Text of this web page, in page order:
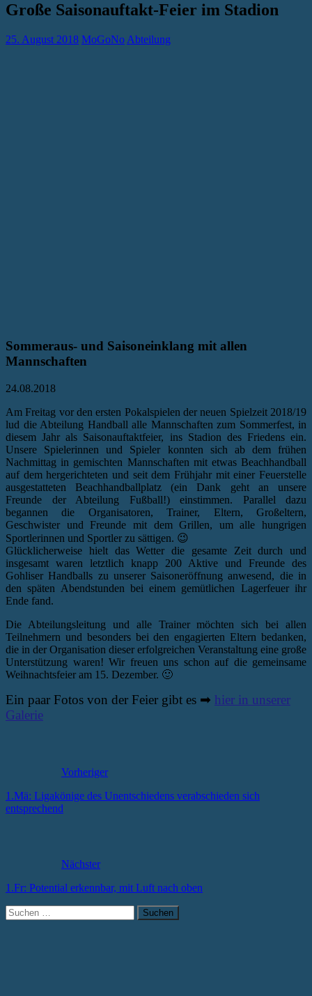
Große Saisonauftakt-Feier im Stadion
25. August 2018 MoGoNo Abteilung
Sommeraus- und Saisoneinklang mit allen
Mannschaften
24.08.2018
Am Freitag vor den ersten Pokalspielen der neuen Spielzeit 2018/19
lud die Abteilung Handball alle Mannschaften zum Sommerfest, in
diesem Jahr als Saisonauftaktfeier, ins Stadion des Friedens ein.
Unsere Spielerinnen und Spieler konnten sich ab dem frühen
Nachmittag in gemischten Mannschaften mit etwas Beachhandball
auf dem hergerichteten und seit dem Frühjahr mit einer Feuerstelle
ausgestatteten Beachhandballplatz (ein Dank geht an unsere
Freunde der Abteilung Fußball!) einstimmen. Parallel dazu
begannen die Organisatoren, Trainer, Eltern, Großeltern,
Geschwister und Freunde mit dem Grillen, um alle hungrigen
Sportlerinnen und Sportler zu sättigen. 😉
Glücklicherweise hielt das Wetter die gesamte Zeit durch und
insgesamt waren letztlich knapp 200 Aktive und Freunde des
Gohliser Handballs zu unserer Saisoneröffnung anwesend, die in
den späten Abendstunden bei einem gemütlichen Lagerfeuer ihr
Ende fand.
Die Abteilungsleitung und alle Trainer möchten sich bei allen
Teilnehmern und besonders bei den engagierten Eltern bedanken,
die in der Organisation dieser erfolgreichen Veranstaltung eine große
Unterstützung waren! Wir freuen uns schon auf die gemeinsame
Weihnachtsfeier am 15. Dezember. 🙂
Ein paar Fotos von der Feier gibt es ➡ hier in unserer
Galerie
Vorheriger
1.Mä: Ligakönige des Unentschiedens verabschieden sich
entsprechend
Nächster
1.Fr: Potential erkennbar, mit Luft nach oben
Suchen
nach: